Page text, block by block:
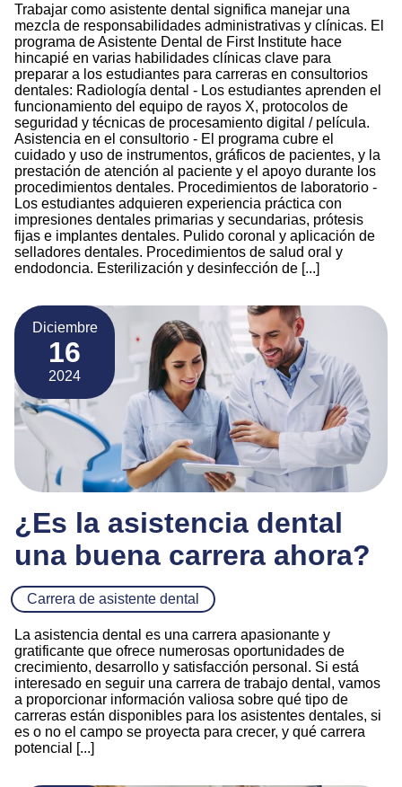
Trabajar como asistente dental significa manejar una
mezcla de responsabilidades administrativas y clínicas. El
programa de Asistente Dental de First Institute hace
hincapié en varias habilidades clínicas clave para
preparar a los estudiantes para carreras en consultorios
dentales: Radiología dental - Los estudiantes aprenden el
funcionamiento del equipo de rayos X, protocolos de
seguridad y técnicas de procesamiento digital / película.
Asistencia en el consultorio - El programa cubre el
cuidado y uso de instrumentos, gráficos de pacientes, y la
prestación de atención al paciente y el apoyo durante los
procedimientos dentales. Procedimientos de laboratorio -
Los estudiantes adquieren experiencia práctica con
impresiones dentales primarias y secundarias, prótesis
fijas e implantes dentales. Pulido coronal y aplicación de
selladores dentales. Procedimientos de salud oral y
endodoncia. Esterilización y desinfección de [...]
Diciembre
16
2024
¿Es la asistencia dental
una buena carrera ahora?
Carrera de asistente dental
La asistencia dental es una carrera apasionante y
gratificante que ofrece numerosas oportunidades de
crecimiento, desarrollo y satisfacción personal. Si está
interesado en seguir una carrera de trabajo dental, vamos
a proporcionar información valiosa sobre qué tipo de
carreras están disponibles para los asistentes dentales, si
es o no el campo se proyecta para crecer, y qué carrera
potencial [...]